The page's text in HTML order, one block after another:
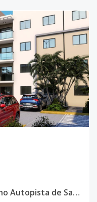
Proyecto residencial Con Bono Autopista de San Isidro